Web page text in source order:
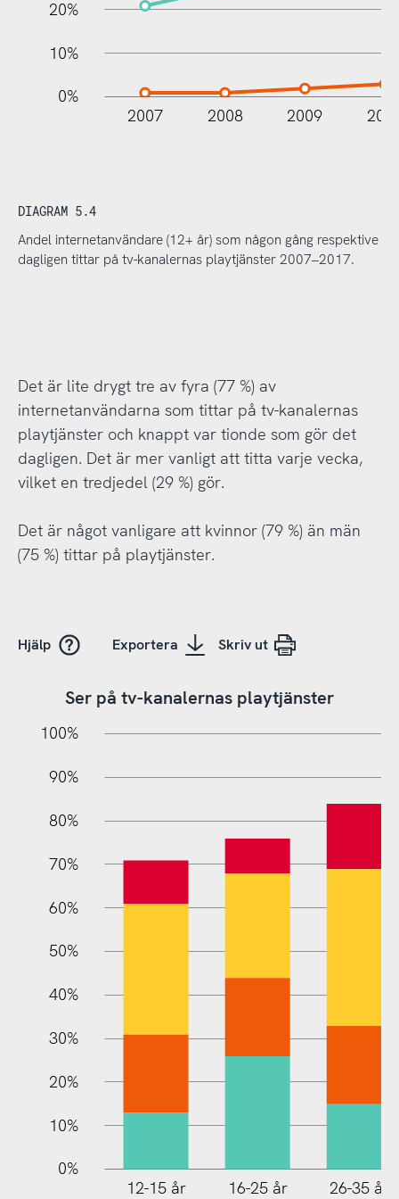
20%
10%
0%
2007 2008 2009
DIAGRAM 5.4
Andel internetanvändare (12+ år) som någon gång respektive
dagligen tittar på tv-kanalernas playtjänster 2007–2017.
Det är lite drygt tre av fyra (77 %) av
internetanvändarna som tittar på tv-kanalernas
playtjänster och knappt var tionde som gör det
dagligen. Det är mer vanligt att titta varje vecka,
vilket en tredjedel (29 %) gör.
Det är något vanligare att kvinnor (79 %) än män
(75 %) tittar på playtjänster.
Hjälp Exportera Skriv ut
Ser på tv-kanalernas playtjänster
10%
100%
90%
80%
70%
60%
50%
40%
30%
20%
10%
0%
12-15 år 16-25 år 26-35 år